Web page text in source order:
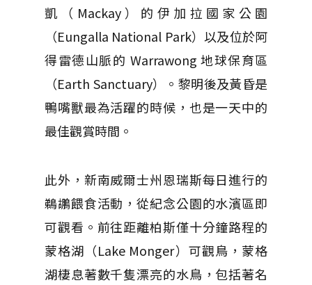
凱（Mackay）的伊加拉國家公園
（Eungalla National Park）以及位於阿
得雷德山脈的 Warrawong 地球保育區
（Earth Sanctuary）。黎明後及黃昏是
鴨嘴獸最為活躍的時候，也是一天中的
最佳觀賞時間。
此外，新南威爾士州恩瑞斯每日進行的
鵜鶘餵食活動，從紀念公園的水濱區即
可觀看。前往距離柏斯僅十分鐘路程的
蒙格湖（Lake Monger）可觀鳥，蒙格
湖棲息著數千隻漂亮的水鳥，包括著名